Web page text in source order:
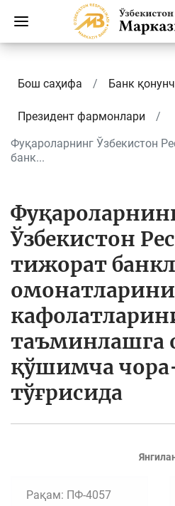
Бош саҳифа Банк
Президент фармонлари
Фуқароларнинг Ўзбекистон
банк...
Ўзбекистон
тижорат
таъминлашга
қўшимча
тўғрисида
Рақам: ПФ-4057